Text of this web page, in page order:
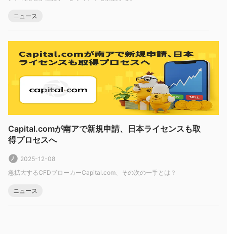
capital.comが提供する最大レバレッジは
を失うリスクも大きくなります。レバレッジの利用は、有利に働
くことも逆に働くこともあります。
スプレッドと手数料
Capital.comは、さまざまな取引インストゥルメントで
可変スプ
レッドを提供しており、市況に応じてスプレッドが広がったり
縮まったりします。各インストゥルメントのスプレッドはウェブ
サイトで透明に表示され、プラットフォームの取引ツールを使用
してリアルタイムで簡単に監視できます。
手数料に関して、capital.comはCFD取引サービスに対して
料を請求しません
ップを組み込んで収益を上げており、これは「買い売りスプレッ
ド」として知られています。これにより、トレーダーは取引コス
ニュース
Capital.comが南アで新規申請、日本ライセンスも取
得プロセスへ
2025-12-08
急拡大するCFDブローカーCapital.com、その次の一手とは？
ニュース